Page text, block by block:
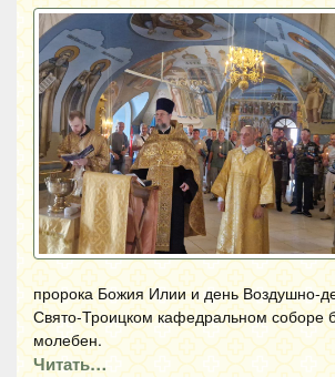
пророка Божия Илии и день Воздушно-
Свято-Троицком кафедральном соборе
молебен.
Читать…